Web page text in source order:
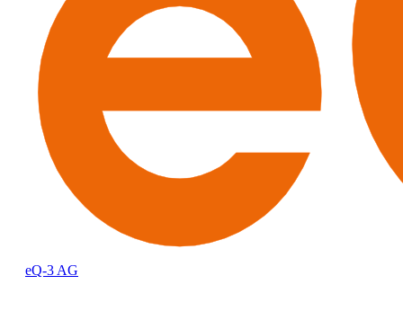
eQ-3 AG